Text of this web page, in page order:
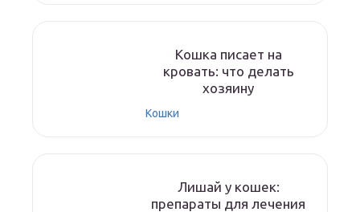
Кошка писает на
кровать: что делать
хозяину
Кошки
Лишай у кошек:
препараты для лечения